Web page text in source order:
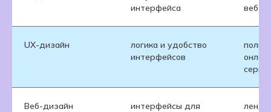
интерфейса
веб-
UX-дизайн
логика и удобство
интерфейсов
Веб-дизайн
интерфейсы для